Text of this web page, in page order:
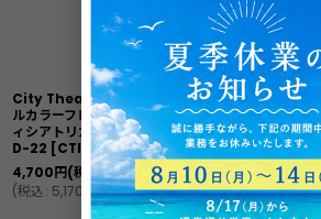
City Theatrical メタ
ルカラーフレーム （シテ
ィシアトリカル）ETC
D-22 [CTI_2593]
4,700円(税別)
(税込: 5,170 円)
City Theatrical メタ
ルカラーフレーム （シテ
ィシアトリカル）ETC
ソースフォー19°〜50°
[CTI_2350]
3,700円(税別)
(税込:4,070円)